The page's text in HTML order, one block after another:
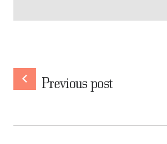
în
articole
Previous
post:
Previous post